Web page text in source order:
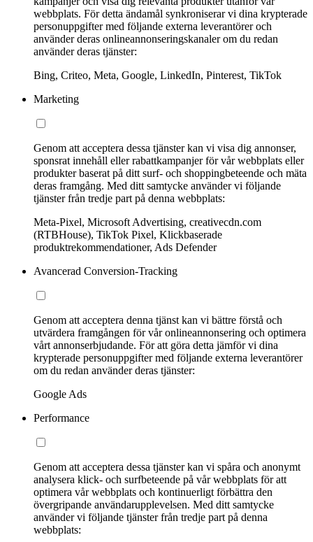
webbplats. För detta ändamål synkroniserar vi dina krypterade
personuppgifter med följande externa leverantörer och
använder deras onlineannonseringskanaler om du redan
använder deras tjänster:
Bing, Criteo, Meta, Google, LinkedIn, Pinterest, TikTok
Marketing
Genom att acceptera dessa tjänster kan vi visa dig annonser,
sponsrat innehåll eller rabattkampanjer för vår webbplats eller
produkter baserat på ditt surf- och shoppingbeteende och mäta
deras framgång. Med ditt samtycke använder vi följande
tjänster från tredje part på denna webbplats:
Meta-Pixel, Microsoft Advertising, creativecdn.com
(RTBHouse), TikTok Pixel, Klickbaserade
produktrekommendationer, Ads Defender
Avancerad Conversion-Tracking
Genom att acceptera denna tjänst kan vi bättre förstå och
utvärdera framgången för vår onlineannonsering och optimera
vårt annonserbjudande. För att göra detta jämför vi dina
krypterade personuppgifter med följande externa leverantörer
om du redan använder deras tjänster:
Google Ads
Performance
Genom att acceptera dessa tjänster kan vi spåra och anonymt
analysera klick- och surfbeteende på vår webbplats för att
optimera vår webbplats och kontinuerligt förbättra den
övergripande användarupplevelsen. Med ditt samtycke
använder vi följande tjänster från tredje part på denna
webbplats: